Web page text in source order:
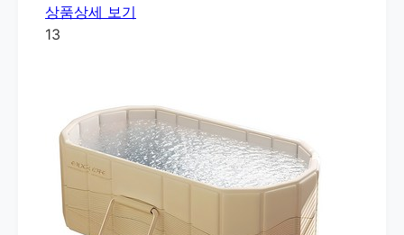
상품상세 보기
13